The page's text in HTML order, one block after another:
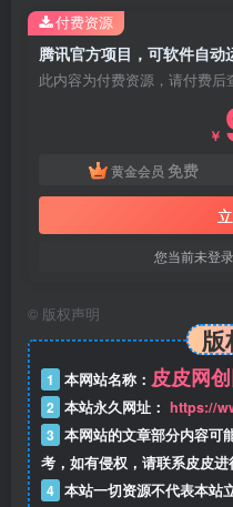
此内容为付费资源，请付费后
￥
黄金会员 免费
您当前未登
付费资源
© 版权声明
版
1 本网站名称： 皮皮网
2 本站永久网址： https://
3 本网站的文章部分内容可
考，如有侵权，请联系皮皮进
4 本站一切资源不代表本站